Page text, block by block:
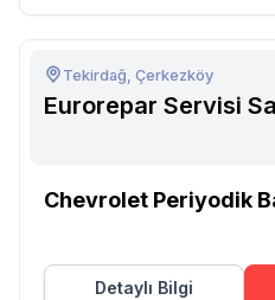
Tekirdağ, Çerkezköy
Eurorepar Servisi
Chevrolet Periyodik
Detaylı Bilgi